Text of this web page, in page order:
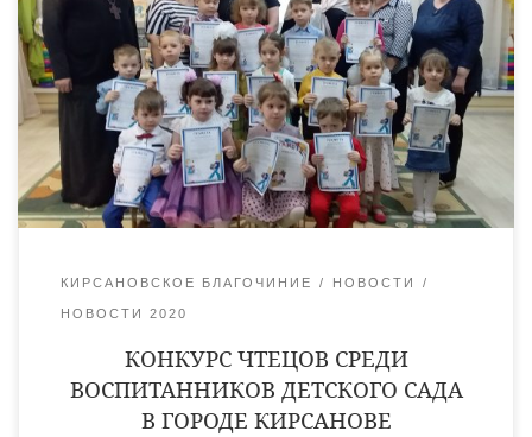
книги. В нем приняли участие 15 детей младшего, среднего и
старшего дошкольного возраста. Жюри возглавил
благочинный Кирсановского благочиния священник Алексей
Проворов. Выступление детей проходило в нескольких
номинациях. Это — «Лучший исполнитель стихов среди
воспитанников младшей группы детского сада», «Лучший
исполнитель […]
КИРСАНОВСКОЕ БЛАГОЧИНИЕ НОВОСТИ
НОВОСТИ 2020
КОНКУРС ЧТЕЦОВ СРЕДИ
ВОСПИТАННИКОВ ДЕТСКОГО САДА
В ГОРОДЕ КИРСАНОВЕ